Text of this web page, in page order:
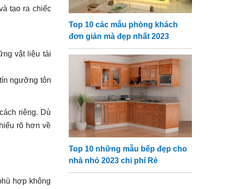
tạo ra chiếc
vật liệu tái
ngưỡng tôn
riêng. Dù
rõ hơn về
hợp không
Top 10 các mẫu phòng khách
đơn giản mà đẹp nhất 2023
Top 10 những mẫu bếp đẹp cho
nhà nhỏ 2023 chi phí Rẻ